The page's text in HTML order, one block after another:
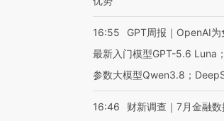
16:55
GPT周报｜OpenAI
最新入门模型GPT-5.6 Luna
参数大模型Qwen3.8；
16:46
财新调查｜7月金融